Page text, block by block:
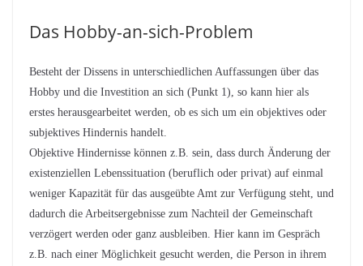
Das Hobby-an-sich-Problem
Besteht der Dissens in unterschiedlichen Auffassungen über das
Hobby und die Investition an sich (Punkt 1), so kann hier als
erstes herausgearbeitet werden, ob es sich um ein objektives oder
subjektives Hindernis handelt.
Objektive Hindernisse können z.B. sein, dass durch Änderung der
existenziellen Lebenssituation (beruflich oder privat) auf einmal
weniger Kapazität für das ausgeübte Amt zur Verfügung steht, und
dadurch die Arbeitsergebnisse zum Nachteil der Gemeinschaft
verzögert werden oder ganz ausbleiben. Hier kann im Gespräch
z.B. nach einer Möglichkeit gesucht werden, die Person in ihrem